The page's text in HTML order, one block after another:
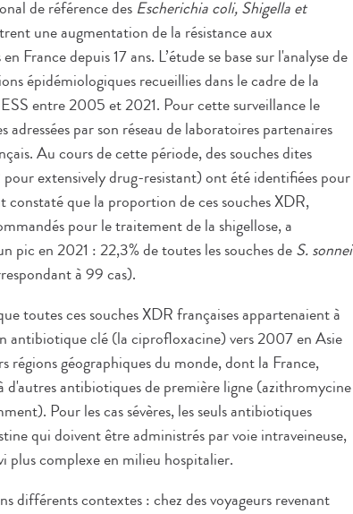
de référence des Escherichia coli, Shigella et
une augmentation de la résistance aux
France depuis 17 ans. L’étude se base sur l'analyse de
épidémiologiques recueillies dans le cadre de la
entre 2005 et 2021. Pour cette surveillance le
par son réseau de laboratoires partenaires
Au cours de cette période, des souches dites
extensively drug-resistant) ont été identifiées pour
que la proportion de ces souches XDR,
pour le traitement de la shigellose, a
en 2021 : 22,3% de toutes les souches deS. sonnei
à 99 cas).
toutes ces souches XDR françaises appartenaient à
antibiotique clé (la ciprofloxacine) vers 2007 en Asie
régions géographiques du monde, dont la France,
antibiotiques de première ligne (azithromycine
Pour les cas sévères, les seuls antibiotiques
qui doivent être administrés par voie intraveineuse,
plus complexe en milieu hospitalier.
différents contextes : chez des voyageurs revenant